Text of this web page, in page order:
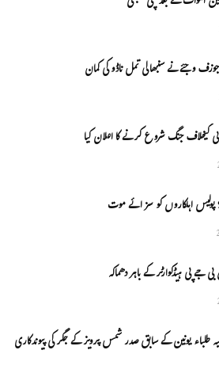
وجئے نے سنبھالی تمل ناڈو کی کمان
کیخلاف جنگ شروع کرنے کا اعلان کیا
پی ہیڈکوارٹر کے باہر دھماکہ
طلباء یونین کے سابق صدر شمس پرویز کے جگر کی پیوندکاری